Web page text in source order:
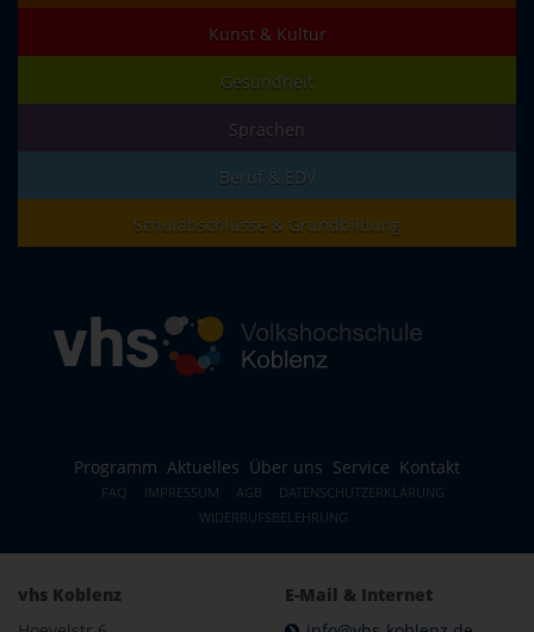
Kunst & Kultur
Gesundheit
Sprachen
Beruf & EDV
Schulabschlüsse & Grundbildung
Programm Aktuelles Über uns Service Kontakt
FAQ IMPRESSUM AGB
DATENSCHUTZERKLÄRUNG
WIDERRUFSBELEHRUNG
vhs Koblenz
E-Mail & Internet